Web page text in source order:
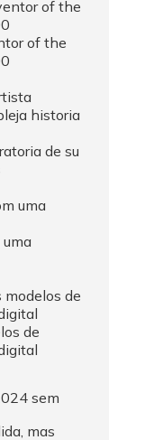
of the
de su
de
sem
mas